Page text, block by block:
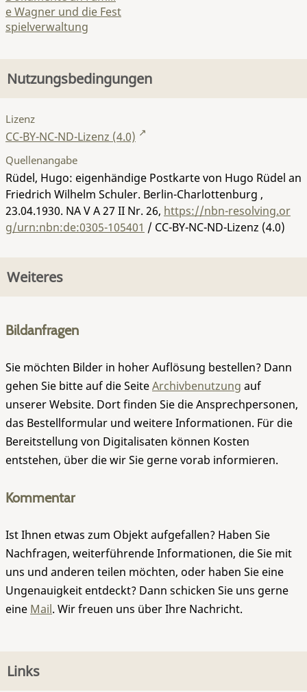
e Wagner und die Fest
spielverwaltung
Nutzungsbedingungen
Lizenz
CC-BY-NC-ND-Lizenz (4.0)
Quellenangabe
Rüdel, Hugo: eigenhändige Postkarte von Hugo Rüdel an
Friedrich Wilhelm Schuler. Berlin-Charlottenburg ,
23.04.1930. NA V A 27 II Nr. 26, https://nbn-resolving.or
g/urn:nbn:de:0305-105401 / CC-BY-NC-ND-Lizenz (4.0)
Weiteres
Bildanfragen
Sie möchten Bilder in hoher Auflösung bestellen? Dann
gehen Sie bitte auf die SeiteArchivbenutzung auf
unserer Website. Dort finden Sie die Ansprechpersonen,
das Bestellformular und weitere Informationen. Für die
Bereitstellung von Digitalisaten können Kosten
entstehen, über die wir Sie gerne vorab informieren.
Kommentar
Ist Ihnen etwas zum Objekt aufgefallen? Haben Sie
Nachfragen, weiterführende Informationen, die Sie mit
uns und anderen teilen möchten, oder haben Sie eine
Ungenauigkeit entdeckt? Dann schicken Sie uns gerne
eine Mail. Wir freuen uns über Ihre Nachricht.
Links